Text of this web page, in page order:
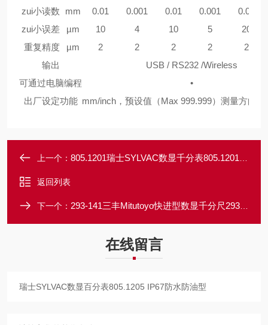
zui小读数
mm 0.01 0.001 0.01 0.001
0.01
zui小误差
µm 10 4 10 5
20
重复精度
µm 2 2 2 2
2
输出
USB / RS232 /Wireless
可通过电脑编程
•
出厂设定功能 mm/inch，预设值（Max 999.999）测量方向
上一个： 805.1201瑞士SYLVAC数显千分表805.1201 IP67防水防油型
返回列表
下一个： 293-141三丰Mitutoyo快进型数显千分尺293-141 进给速度达到 2mm
在线留言